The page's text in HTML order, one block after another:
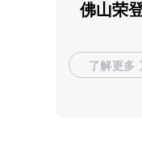
佛山荣
了解更多